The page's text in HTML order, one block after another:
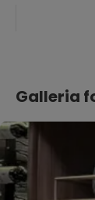
Galleria